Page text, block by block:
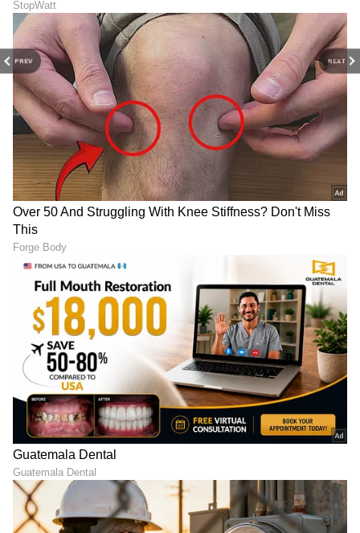
PREV NEXT
6
6
Image Credit :AI
ಸಮುದ್ರದ ಉಪ್ಪು
ಮನೆಯಲ್ಲಿ ತೇವಾಂಶಕ್ಕೆ ದೊಡ್ಡ ಕಾರಣವೆಂದರೆ ಗಾಳಿಯಲ್ಲಿ
ಹೆಚ್ಚುವರಿ ತೇವಾಂಶ. ಸಮುದ್ರ ಅಥವಾ ಕಲ್ಲು ಉಪ್ಪು ಈ
ತೇವಾಂಶವನ್ನು ಹೀರಿಕೊಳ್ಳಲು ಚೆನ್ನಾಗಿ ಕೆಲಸ ಮಾಡುತ್ತದೆ.
ಒಂದು ಬೌಲ್ ಗೆ ಸಮುದ್ರದ ಉಪ್ಪನ್ನು ಹಾಕಿ ಅದನ್ನು ರೂಮ್
ಮೂಲೆಯಲ್ಲಿ ಇಡಿ.
LATEST VIDEOS